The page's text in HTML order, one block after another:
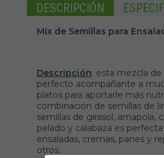
DESCRIPCIÓN
Mix de Semillas para
Descripción: esta mezcla de
perfecto acompañante a
platos para aportarle más
combinación de semillas de
semillas de girasol, amapola,
pelado y calabaza es perfecta
ensaladas, cremas, panes y
otros.